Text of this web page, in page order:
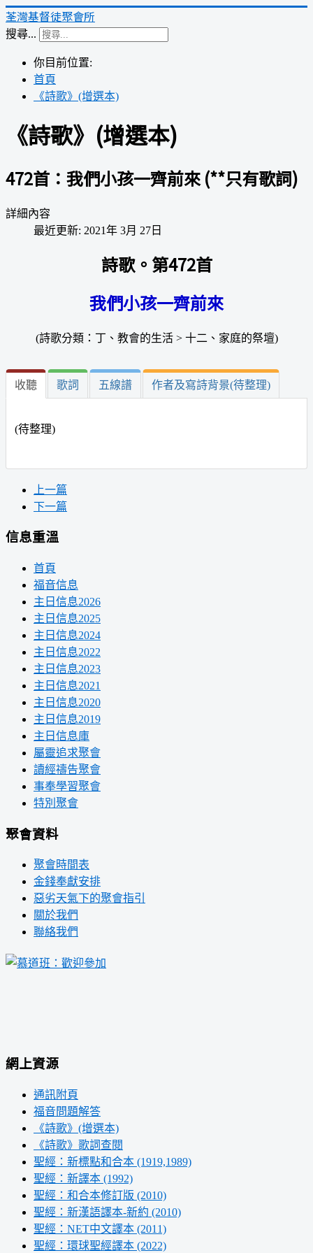
荃灣基督徒聚會所
搜尋...
你目前位置:
首頁
《詩歌》(增選本)
《詩歌》(增選本)
472首：我們小孩一齊前來 (**只有歌詞)
詳細內容
最近更新: 2021年 3月 27日
詩歌。第472首
我們小孩一齊前來
(詩歌分類：丁、教會的生活 > 十二、家庭的祭壇)
收聽 歌詞 五線譜 作者及寫詩背景(待整理)
(待整理)
上一篇
下一篇
信息重溫
首頁
福音信息
主日信息2026
主日信息2025
主日信息2024
主日信息2022
主日信息2023
主日信息2021
主日信息2020
主日信息2019
主日信息庫
屬靈追求聚會
讀經禱告聚會
事奉學習聚會
特別聚會
聚會資料
聚會時間表
金錢奉獻安排
惡劣天氣下的聚會指引
關於我們
聯絡我們
網上資源
通訊附頁
福音問題解答
《詩歌》(增選本)
《詩歌》歌詞查閱
聖經：新標點和合本 (1919,1989)
聖經：新譯本 (1992)
聖經：和合本修訂版 (2010)
聖經：新漢語譯本-新約 (2010)
聖經：NET中文譯本 (2011)
聖經：環球聖經譯本 (2022)